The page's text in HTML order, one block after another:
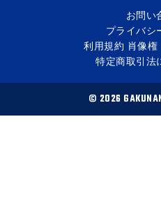
お問い
プライバシ
利用規約 肖像権
特定商取引法
© 2026